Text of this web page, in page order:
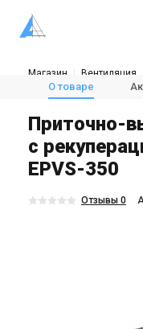
Магазин Вентиляция
💨Приточно-вытяжные
Electrolux STAR EPVS-350
О товаре
Приточно-
с
EPVS-350
Отзывы 0